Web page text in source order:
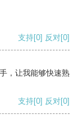
支持[0] 反对[0]
，让我能够快速熟
支持[0] 反对[0]